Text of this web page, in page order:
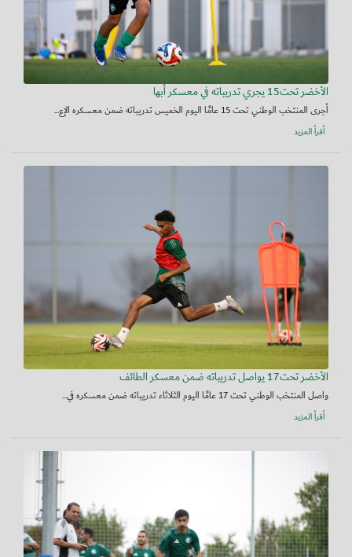
الأخضر تحت15 يجري تدريباته في معسكر أبها
أجرى المنتخب الوطني تحت 15 عامًا اليوم الخميس تدريباته ضمن معسكره الإع...
أقرأ المزيد
الأخضر تحت17 يواصل تدريباته ضمن معسكر الطائف
واصل المنتخب الوطني تحت 17 عامًا اليوم الثلاثاء تدريباته ضمن معسكره في...
أقرأ المزيد